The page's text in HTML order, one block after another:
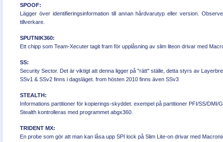
SPOOF:
Lägger över identifieringsinformation till annan hårdvarutyp eller version.
tillverkare.
SPUTNIK360:
Ett chipp som Team-Xecuter tagit fram för upplåsning av slim liteon drivar med
SS:
Security Sector. Det är viktigt att denna ligger på "rätt" ställe, detta styrs av
SSv1 & SSv2 finns i dagsläget. from hösten 2010 finns även SSv3
STEALTH:
Informations partitioner för kopierings-skyddet. exempel på partitioner PFI/SS/DMI/
Stealth kontrolleras med programmet abgx360.
TRIDENT MX:
En probe som gör att man kan låsa upp SPI lock på Slim Lite-on drivar med